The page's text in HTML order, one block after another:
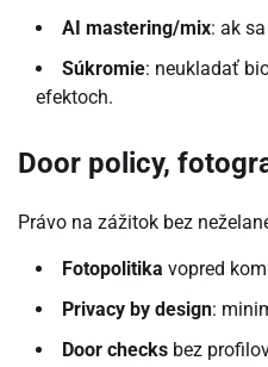
AI mastering/mix: ak
Súkromie: neukladať
efektoch.
Door policy,
Právo na zážitok bez
Fotopolitika vopred
Privacy by design:
Door checks bez